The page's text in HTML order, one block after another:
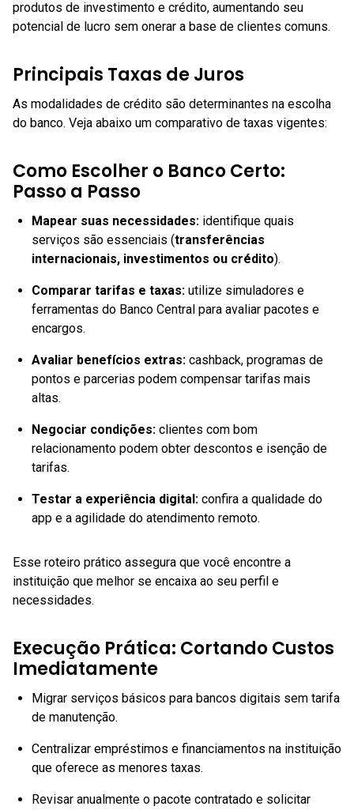
produtos de investimento e crédito, aumentando seu
potencial de lucro sem onerar a base de clientes comuns.
Principais Taxas de Juros
As modalidades de crédito são determinantes na escolha
do banco. Veja abaixo um comparativo de taxas vigentes:
Como Escolher o Banco Certo:
Passo a Passo
Mapear suas necessidades: identifique quais
serviços são essenciais (transferências
internacionais, investimentos ou crédito).
Comparar tarifas e taxas: utilize simuladores e
ferramentas do Banco Central para avaliar pacotes e
encargos.
Avaliar benefícios extras: cashback, programas de
pontos e parcerias podem compensar tarifas mais
altas.
Negociar condições: clientes com bom
relacionamento podem obter descontos e isenção de
tarifas.
Testar a experiência digital: confira a qualidade do
app e a agilidade do atendimento remoto.
Esse roteiro prático assegura que você encontre a
instituição que melhor se encaixa ao seu perfil e
necessidades.
Execução Prática: Cortando Custos
Imediatamente
Migrar serviços básicos para bancos digitais sem tarifa
de manutenção.
Centralizar empréstimos e financiamentos na instituição
que oferece as menores taxas.
Revisar anualmente o pacote contratado e solicitar